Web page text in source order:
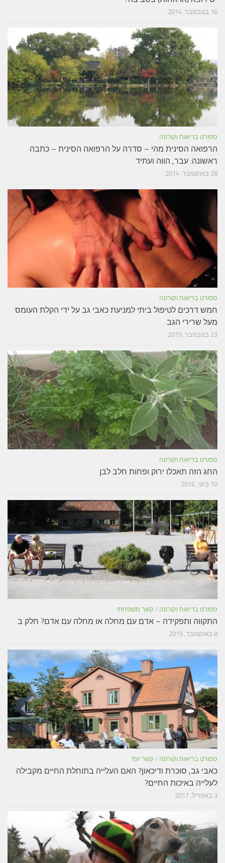
16 בנובמבר, 2014
ספורט בריאות וקורונה
הרפואה הסינית מהי – סדרה על הרפואה הסינית – כתבה
ראשונה: עבר, הווה ועתיד
28 באוקטובר, 2014
ספורט בריאות וקורונה
חמש דרכים לטיפול ביתי למניעת כאבי גב על ידי הקלת העומס
מעל שרירי הגב
23 בנובמבר, 2015
ספורט בריאות וקורונה
החג הזה תאכלו ירוק ופחות חלב לבן
10 ביוני, 2016
ספורט בריאות וקורונה / קשר משפחתי
התקווה ותפקידה – אדם עם מחלה או מחלה עם אדם? חלק ב
8 באוקטובר, 2015
ספורט בריאות וקורונה / קשר יומי
כאבי גב, סוכרת ודיכאון? האם העלייה בתוחלת החיים מקבילה
לעלייה באיכות החיים?
3 באפריל, 2017